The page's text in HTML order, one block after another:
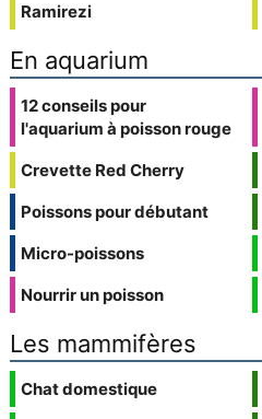
Ramirezi
En aquarium
12 conseils pour
l'aquarium à poisson rouge
Crevette Red Cherry
Poissons pour débutant
Micro-poissons
Nourrir un poisson
Les mammifères
Chat domestique